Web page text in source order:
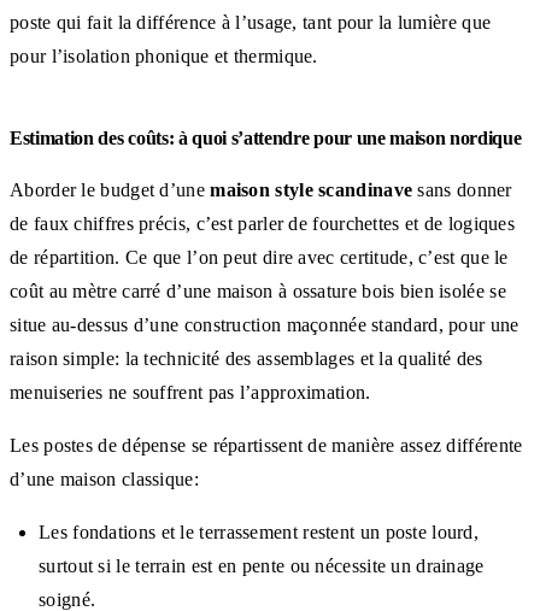
poste qui fait la différence à l’usage, tant pour la lumière que
pour l’isolation phonique et thermique.
Estimation des coûts: à quoi s’attendre pour une maison nordique
Aborder le budget d’unemaison style scandinave sans donner
de faux chiffres précis, c’est parler de fourchettes et de logiques
de répartition. Ce que l’on peut dire avec certitude, c’est que le
coût au mètre carré d’une maison à ossature bois bien isolée se
situe au-dessus d’une construction maçonnée standard, pour une
raison simple: la technicité des assemblages et la qualité des
menuiseries ne souffrent pas l’approximation.
Les postes de dépense se répartissent de manière assez différente
d’une maison classique:
Les fondations et le terrassement restent un poste lourd,
surtout si le terrain est en pente ou nécessite un drainage
soigné.